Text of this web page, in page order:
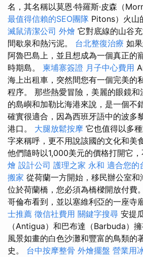
名，其名稱以莫恩·特羅斯·皮森（
最值得信賴的SEO團隊 Pitons）火山
滅鼠清潔公司 外燴 它對底線的山谷
間歇泉和熱污泥。 台北整復治療 如
阿魯巴島上，並且想成為一個真正的
時期島。 柬埔寨簽證 月子中心費用
海上出租車，突然間您有一個完美的
程序。 那些熱愛冒險，美麗的眼鏡
的島嶼和加勒比海港來說，是一個不
確實很適合，因為西班牙語中的波多
港口。 大腿放鬆按摩 它也值得以多
字來稱呼，更不用說該國的文化和美
他們隨時以1,000美元的價格打開它，
燴 設計公司 護理之家 永和 適合您的
搬家 從荷蘭一方開始，移民辦公室和
位於荷蘭橋，您必須為橋樑開放付費
哥倫布看到，並以塞維利亞的一座寺
士推薦 徵信社費用 關鍵字搜尋 安提
（Antigua）和巴布達（Barbuda）
風景如畫的白色沙灘和豐富的鳥類的
史。 台中按摩整骨 外燴擺盤 營業用